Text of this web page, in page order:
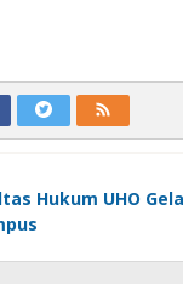
Hukum UHO